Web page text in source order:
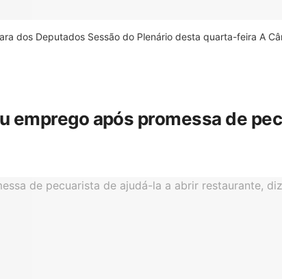
dos Deputados Sessão do Plenário desta quarta-feira A
emprego após promessa de